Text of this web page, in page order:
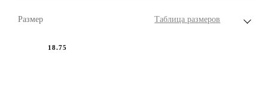
Размер Таблица размеров
18.75